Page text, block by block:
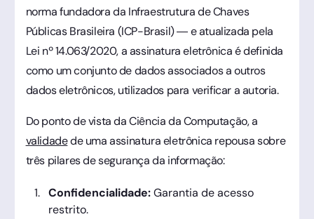
norma fundadora da Infraestrutura de Chaves
Públicas Brasileira (ICP-Brasil) — e atualizada pela
Lei nº 14.063/2020, a assinatura eletrônica é definida
como um conjunto de dados associados a outros
dados eletrônicos, utilizados para verificar a autoria.
Do ponto de vista da Ciência da Computação, a
validadede uma assinatura eletrônica repousa sobre
três pilares de segurança da informação:
Confidencialidade:Garantia de acesso
restrito.